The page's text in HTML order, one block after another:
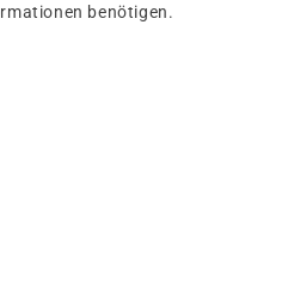
benötigen.